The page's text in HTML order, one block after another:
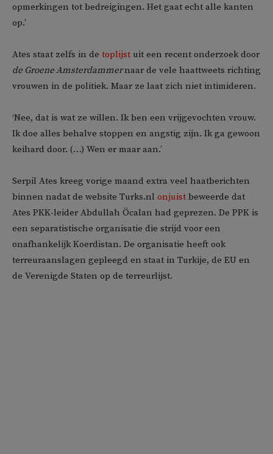
opmerkingen tot bedreigingen. Het gaat echt alle kanten
op.’
Ates staat zelfs in de toplijst uit een recent onderzoek door
de Groene Amsterdammernaar de vele haattweets richting
vrouwen in de politiek. Maar ze laat zich niet intimideren.
‘Nee, dat is wat ze willen. Ik ben een vrijgevochten vrouw.
Ik doe alles behalve stoppen en angstig zijn. Ik ga gewoon
keihard door. (…) Wen er maar aan.’
Serpil Ates kreeg vorige maand extra veel haatberichten
binnen nadat de website Turks.nl onjuist beweerde dat
Ates PKK-leider Abdullah Öcalan had geprezen. De PPK is
een separatistische organisatie die strijd voor een
onafhankelijk Koerdistan. De organisatie heeft ook
terreuraanslagen gepleegd en staat in Turkije, de EU en
de Verenigde Staten op de terreurlijst.